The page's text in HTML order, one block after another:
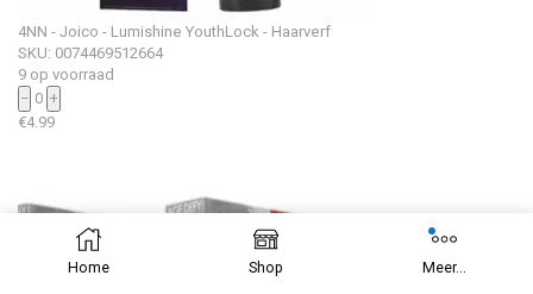
4NN - Joico - Lumishine YouthLock - Haarverf
SKU: 0074469512664
9 op voorraad
− 0 +
€4.99
Home Shop Meer...